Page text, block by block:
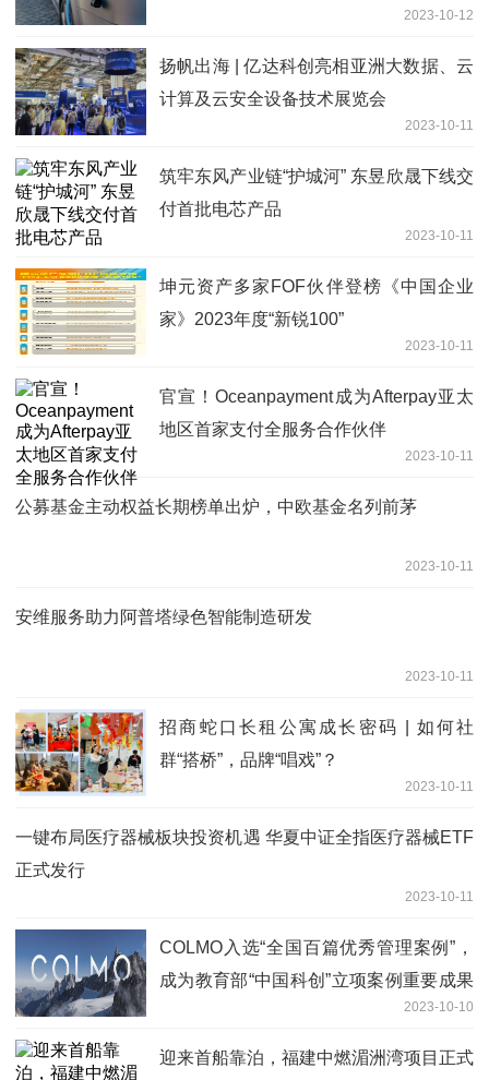
2023-10-12
扬帆出海 | 亿达科创亮相亚洲大数据、云
计算及云安全设备技术展览会
2023-10-11
筑牢东风产业链“护城河” 东昱欣晟下线交
付首批电芯产品
2023-10-11
坤元资产多家FOF伙伴登榜《中国企业
家》2023年度“新锐100”
2023-10-11
官宣！Oceanpayment成为Afterpay亚太
地区首家支付全服务合作伙伴
2023-10-11
公募基金主动权益长期榜单出炉，中欧基金名列前茅
2023-10-11
安维服务助力阿普塔绿色智能制造研发
2023-10-11
招商蛇口长租公寓成长密码 | 如何社
群“搭桥”，品牌“唱戏”？
2023-10-11
一键布局医疗器械板块投资机遇 华夏中证全指医疗器械ETF
正式发行
2023-10-11
COLMO入选“全国百篇优秀管理案例”，
成为教育部“中国科创”立项案例重要成果
2023-10-10
迎来首船靠泊，福建中燃湄洲湾项目正式